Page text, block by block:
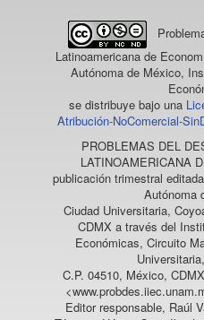
Latinoamericana de
Autónoma de México,
se distribuye bajo una
Atribución-NoComercial-
PROBLEMAS DEL
LATINOAMERICANA
publicación trimestral
Autónoma
Ciudad Universitaria,
CDMX a través del
Económicas, Circuito
C.P. 04510, México,
Editor responsable, Raúl